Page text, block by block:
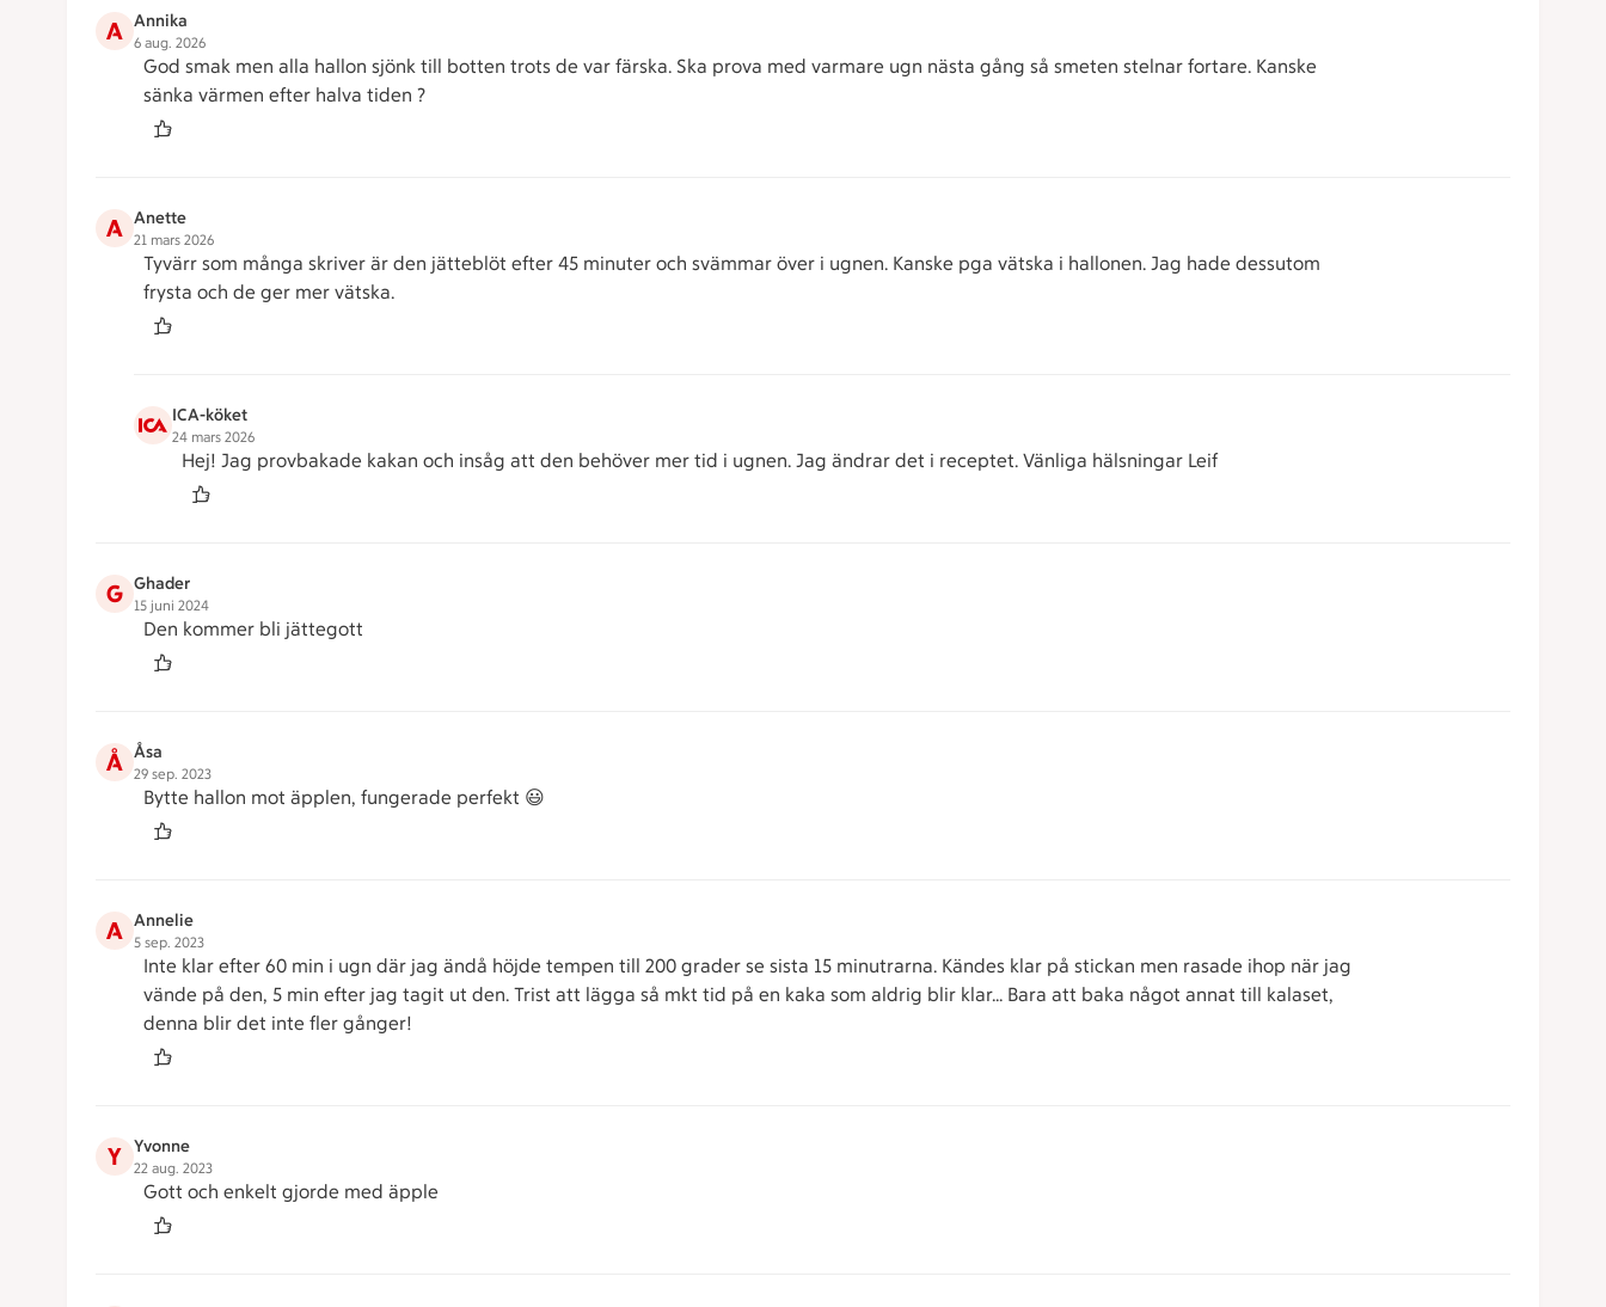
A Annika
6 aug. 2026
God smak men alla hallon sjönk till botten trots de var färska. Ska prova med varmare ugn nästa gång så smeten stelnar fortare. Kanske
sänka värmen efter halva tiden ?
A Anette
21 mars 2026
Tyvärr som många skriver är den jätteblöt efter 45 minuter och svämmar över i ugnen. Kanske pga vätska i hallonen. Jag hade dessutom
frysta och de ger mer vätska.
ICA-köket
24 mars 2026
Hej! Jag provbakade kakan och insåg att den behöver mer tid i ugnen. Jag ändrar det i receptet. Vänliga hälsningar Leif
G Ghader
15 juni 2024
Den kommer bli jättegott
Å Åsa
29 sep. 2023
Bytte hallon mot äpplen, fungerade perfekt 😃
A Annelie
5 sep. 2023
Inte klar efter 60 min i ugn där jag ändå höjde tempen till 200 grader se sista 15 minutrarna. Kändes klar på stickan men rasade ihop när jag
vände på den, 5 min efter jag tagit ut den. Trist att lägga så mkt tid på en kaka som aldrig blir klar… Bara att baka något annat till kalaset,
denna blir det inte fler gånger!
Y Yvonne
22 aug. 2023
Gott och enkelt gjorde med äpple